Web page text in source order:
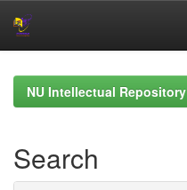
navigationNU Intellectual Repository
Search